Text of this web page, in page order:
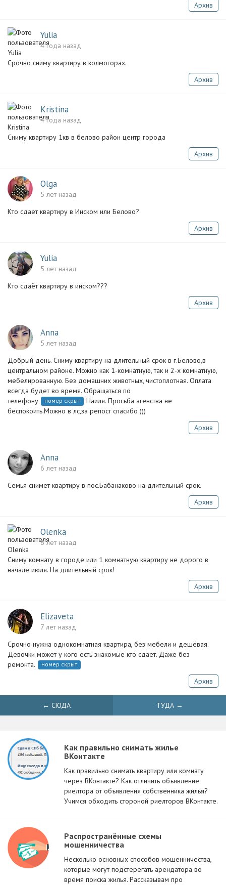
Архив
Yulia
4 года назад
Срочно сниму квартиру в колмогорах.
Архив
Kristina
4 года назад
Сниму квартиру 1кв в белово район центр города
Архив
Olga
5 лет назад
Кто сдает квартиру в Инском или Белово?
Архив
Yulia
5 лет назад
Кто сдаёт квартиру в инском???
Архив
Anna
5 лет назад
Добрый день. Сниму квартиру на длительный срок в г.Белово,в
центральном районе. Можно как 1-комнатную, так и 2-х комнатную,
мебелированную. Без домашних животных, чистоплотная. Оплата
всегда будет во время. Обращаться по
телефону
номер скрыт
Наиля. Просьба агенства не
беспокоить.Можно в лс,за репост спасибо )))
Архив
Anna
6 лет назад
Семья снимет квартиру в пос.Бабанаково на длительный срок.
Архив
Olenka
6 лет назад
Сниму комнату в городе или 1 комнатную квартиру не дорого в
начале июля. На длительный срок!
Архив
Elizaveta
7 лет назад
Срочно нужна однокомнатная квартира, без мебели и дешёвая.
Девочки может у кого есть знакомые кто сдает. Даже без
ремонта.
номер скрыт
Архив
← СЮДА ТУДА →
Как правильно снимать жилье
ВКонтакте
Как правильно снимать квартиру или комнату
через ВКонтакте? Как отличить объявление
риелтора от объявления собственника жилья?
Учимся обходить стороной риелторов ВКонтакте.
Распространённые схемы
мошенничества
Несколько основных способов мошенничества,
которые могут подстерегать арендатора во
время поиска жилья. Рассказывам про